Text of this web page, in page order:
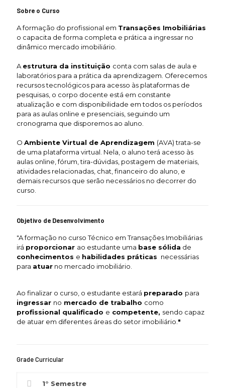
Sobre o Curso
A formação do profissional em Transações Imobiliárias
o capacita de forma completa e prática a ingressar no
dinâmico mercado imobiliário.
A estrutura da instituição conta com salas de aula e
laboratórios para a prática da aprendizagem. Oferecemos
recursos tecnológicos para acesso às plataformas de
pesquisas, o corpo docente está em constante
atualização e com disponibilidade em todos os períodos
para as aulas online e presenciais, seguindo um
cronograma que disporemos ao aluno.
O Ambiente Virtual de Aprendizagem (AVA) trata-se
de uma plataforma virtual. Nela, o aluno terá acesso às
aulas online, fórum, tira-dúvidas, postagem de materiais,
atividades relacionadas, chat, financeiro do aluno, e
demais recursos que serão necessários no decorrer do
curso.
Objetivo de Desenvolvimento
"A formação no curso Técnico em Transações Imobiliárias
irá proporcionar ao estudante uma base sólida de
conhecimentos e habilidades práticas necessárias
para atuar no mercado imobiliário.
Ao finalizar o curso, o estudante estará preparado para
ingressar no mercado de trabalho como
profissional qualificado e competente, sendo capaz
de atuar em diferentes áreas do setor imobiliário. "
Grade Curricular
1° Semestre